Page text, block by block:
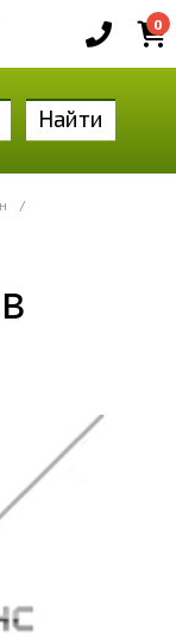
0
Найти
/